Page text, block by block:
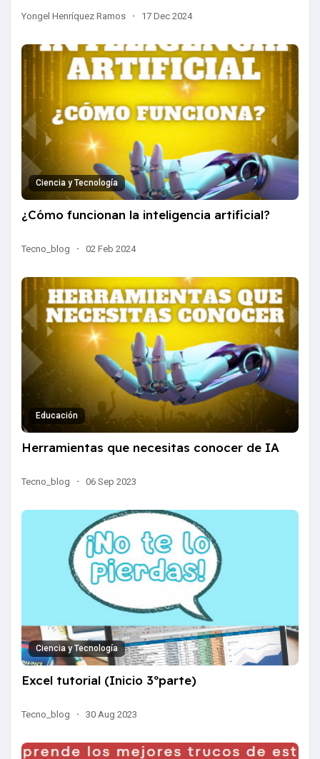
Yongel Henríquez Ramos · 17 Dec 2024
Ciencia y Tecnología
¿Cómo funcionan la inteligencia artificial?
Tecno_blog · 02 Feb 2024
Educación
Herramientas que necesitas conocer de IA
Tecno_blog · 06 Sep 2023
Ciencia y Tecnología
Excel tutorial (Inicio 3ºparte)
Tecno_blog · 30 Aug 2023